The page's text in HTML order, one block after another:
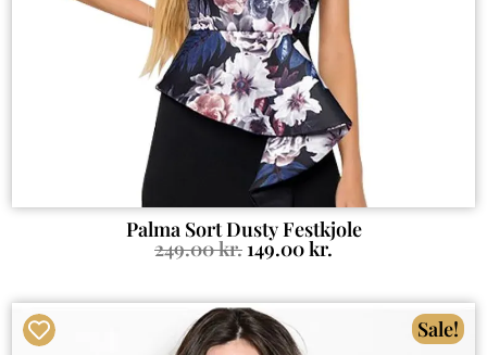
Palma Sort Dusty Festkjole
249.00kr.149.00kr.
Sale!